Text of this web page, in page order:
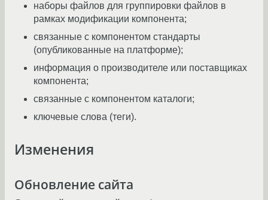
наборы файлов для группировки файлов в
рамках модификации компонента;
связанные с компонентом стандарты
(опубликованные на платформе);
информация о производителе или поставщиках
компонента;
связанные с компонентом каталоги;
ключевые слова (теги).
Изменения
Обновление сайта